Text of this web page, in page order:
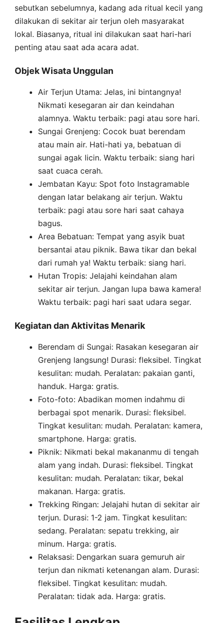
sebutkan sebelumnya, kadang ada ritual kecil yang
dilakukan di sekitar air terjun oleh masyarakat
lokal. Biasanya, ritual ini dilakukan saat hari-hari
penting atau saat ada acara adat.
Objek Wisata Unggulan
Air Terjun Utama: Jelas, ini bintangnya!
Nikmati kesegaran air dan keindahan
alamnya. Waktu terbaik: pagi atau sore hari.
Sungai Grenjeng: Cocok buat berendam
atau main air. Hati-hati ya, bebatuan di
sungai agak licin. Waktu terbaik: siang hari
saat cuaca cerah.
Jembatan Kayu: Spot foto Instagramable
dengan latar belakang air terjun. Waktu
terbaik: pagi atau sore hari saat cahaya
bagus.
Area Bebatuan: Tempat yang asyik buat
bersantai atau piknik. Bawa tikar dan bekal
dari rumah ya! Waktu terbaik: siang hari.
Hutan Tropis: Jelajahi keindahan alam
sekitar air terjun. Jangan lupa bawa kamera!
Waktu terbaik: pagi hari saat udara segar.
Kegiatan dan Aktivitas Menarik
Berendam di Sungai: Rasakan kesegaran air
Grenjeng langsung! Durasi: fleksibel. Tingkat
kesulitan: mudah. Peralatan: pakaian ganti,
handuk. Harga: gratis.
Foto-foto: Abadikan momen indahmu di
berbagai spot menarik. Durasi: fleksibel.
Tingkat kesulitan: mudah. Peralatan: kamera,
smartphone. Harga: gratis.
Piknik: Nikmati bekal makananmu di tengah
alam yang indah. Durasi: fleksibel. Tingkat
kesulitan: mudah. Peralatan: tikar, bekal
makanan. Harga: gratis.
Trekking Ringan: Jelajahi hutan di sekitar air
terjun. Durasi: 1-2 jam. Tingkat kesulitan:
sedang. Peralatan: sepatu trekking, air
minum. Harga: gratis.
Relaksasi: Dengarkan suara gemuruh air
terjun dan nikmati ketenangan alam. Durasi:
fleksibel. Tingkat kesulitan: mudah.
Peralatan: tidak ada. Harga: gratis.